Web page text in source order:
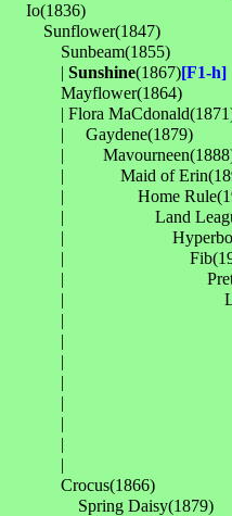
Io(1836)
Sunflower(1847)
Sunbeam(1855)
| Sunshine(1867)[F1-h]
Mayflower(1864)
| Flora
| 　Gaydene(1879)
| 　　
| 　　　Maid of
| 　　　　Home
| 　　　　　Land
| 　　　　　　
| 　　　　　　　
| 　　　　　　　　
| 　　　　　　　　　
| 　　　　　　　　　　
| 　　　　　　　　　　
| 　　　　　　　　　　
| 　　　　　　　　　　
| 　　　　　　　　　　
| 　　　　　　　　　　
| 　　　　　　　　　
| 　　　　　　　　　　
Crocus(1866)
Spring Daisy(1879)